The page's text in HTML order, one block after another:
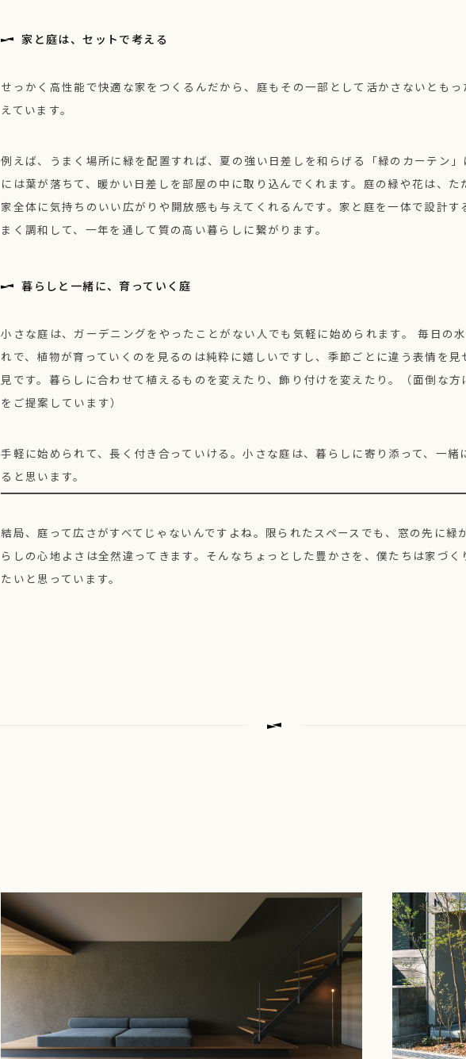
家と庭は、セットで考える
せっかく高性能で快適な家をつくるんだから、庭もその一部として活かさないとも
えています。
例えば、うまく場所に緑を配置すれば、夏の強い日差しを和らげる「緑のカーテン
には葉が落ちて、暖かい日差しを部屋の中に取り込んでくれます。庭の緑や花は、た
家全体に気持ちのいい広がりや開放感も与えてくれるんです。家と庭を一体で設計す
まく調和して、一年を通して質の高い暮らしに繋がります。
暮らしと一緒に、育っていく庭
小さな庭は、ガーデニングをやったことがない人でも気軽に始められます。 毎日の
れで、植物が育っていくのを見るのは純粋に嬉しいですし、季節ごとに違う表情を
見です。暮らしに合わせて植えるものを変えたり、飾り付けを変えたり。（面倒な
をご提案しています）
手軽に始められて、長く付き合っていける。小さな庭は、暮らしに寄り添って、一緒
ると思います。
結局、庭って広さがすべてじゃないんですよね。限られたスペースでも、窓の先に緑
らしの心地よさは全然違ってきます。そんなちょっとした豊かさを、僕たちは家づく
たいと思っています。